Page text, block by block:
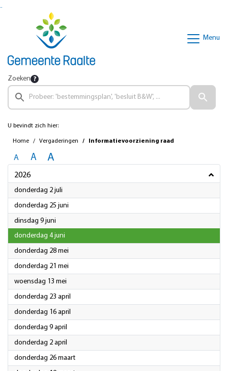
Ga naar de inhoud van deze pagina
Ga naar het zoeken
Menu
Zoeken
U bevindt zich hier:
Home Vergaderingen Informatievoorziening raad
A A A
2026
donderdag 2 juli
donderdag 25 juni
dinsdag 9 juni
donderdag 4 juni
donderdag 28 mei
donderdag 21 mei
woensdag 13 mei
donderdag 23 april
donderdag 16 april
donderdag 9 april
donderdag 2 april
donderdag 26 maart2026